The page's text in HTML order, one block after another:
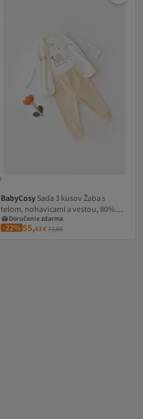
BabyCosy Sada 3 kusov Žaba s
telom, nohavicami a vestou, 80%
bavlna a 20% polyester - krémová
Doručenie zdarma
Kupón na 1 EUR
Doručenie zdarma
-22% 55,63€71,68